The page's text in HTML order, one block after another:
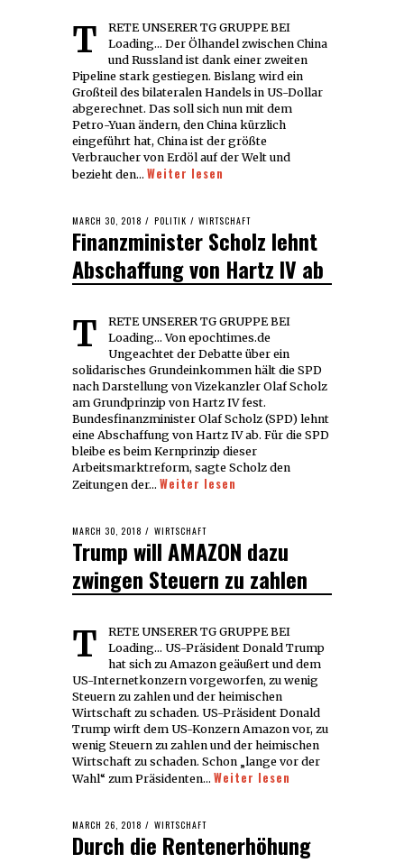
TRETE UNSERER TG GRUPPE BEI
Loading... Der Ölhandel zwischen China
und Russland ist dank einer zweiten
Pipeline stark gestiegen. Bislang wird ein
Großteil des bilateralen Handels in US-Dollar
abgerechnet. Das soll sich nun mit dem
Petro-Yuan ändern, den China kürzlich
eingeführt hat, China ist der größte
Verbraucher von Erdöl auf der Welt und
bezieht den… Weiter lesen
POSTED
ON
MARCH 30, 2018 MARCH
30,
2018
POLITIK / WIRTSCHAFT
Finanzminister Scholz lehnt
Abschaffung von Hartz IV ab
TRETE UNSERER TG GRUPPE BEI
Loading... Von epochtimes.de
Ungeachtet der Debatte über ein
solidarisches Grundeinkommen hält die SPD
nach Darstellung von Vizekanzler Olaf Scholz
am Grundprinzip von Hartz IV fest.
Bundesfinanzminister Olaf Scholz (SPD) lehnt
eine Abschaffung von Hartz IV ab. Für die SPD
bleibe es beim Kernprinzip dieser
Arbeitsmarktreform, sagte Scholz den
Zeitungen der… Weiter lesen
POSTED
ON
MARCH 30, 2018 MARCH
30,
2018
WIRTSCHAFT
Trump will AMAZON dazu
zwingen Steuern zu zahlen
TRETE UNSERER TG GRUPPE BEI
Loading... US-Präsident Donald Trump
hat sich zu Amazon geäußert und dem
US-Internetkonzern vorgeworfen, zu wenig
Steuern zu zahlen und der heimischen
Wirtschaft zu schaden. US-Präsident Donald
Trump wirft dem US-Konzern Amazon vor, zu
wenig Steuern zu zahlen und der heimischen
Wirtschaft zu schaden. Schon „lange vor der
Wahl“ zum Präsidenten… Weiter lesen
POSTED
ON
MARCH 26, 2018 MARCH
26,
2018
WIRTSCHAFT
Durch die Rentenerhöhung